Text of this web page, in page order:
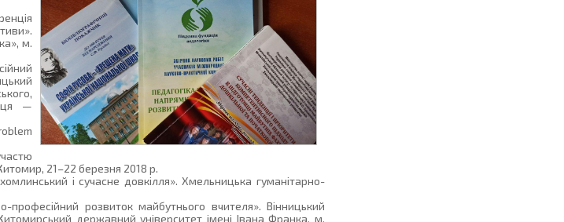
м.
—
21–22 березня 2018 р.
і сучасне довкілля». Хмельницька гуманітарно-
професійний розвиток майбутнього вчителя». Вінницький
державний університет імені Івана Франка, м.